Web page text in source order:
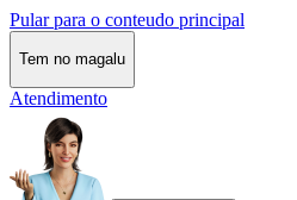
Pular para o conteudo principal
Tem no magalu
Atendimento